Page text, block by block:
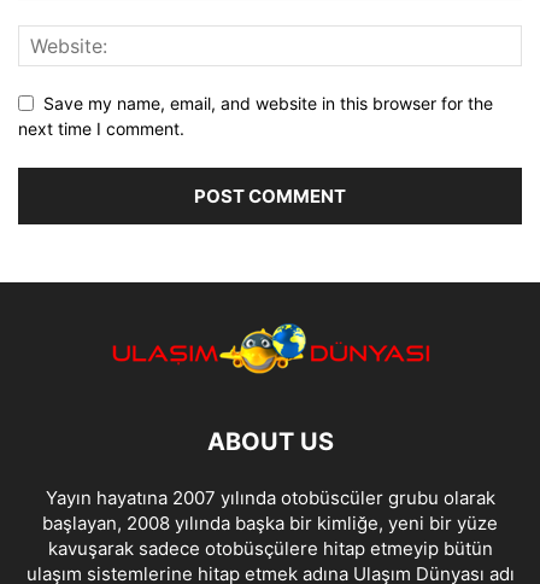
Save my name, email, and website in this browser for the
next time I comment.
ABOUT US
Yayın hayatına 2007 yılında otobüscüler grubu olarak
başlayan, 2008 yılında başka bir kimliğe, yeni bir yüze
kavuşarak sadece otobüsçülere hitap etmeyip bütün
ulaşım sistemlerine hitap etmek adına Ulaşım Dünyası adı